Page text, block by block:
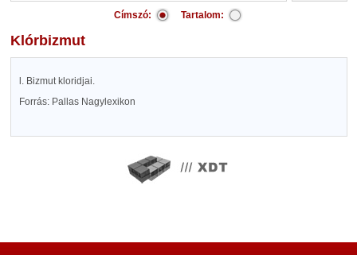
Címszó: Tartalom:
Klórbizmut
l. Bizmut kloridjai.
Forrás: Pallas Nagylexikon